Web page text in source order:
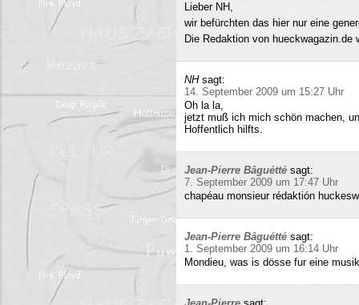
Lieber NH,
wir befürchten das hier nur eine
Die Redaktion von
NH sagt:
14. September 2009 um 15:27 Uhr
Oh la la,
jetzt muß ich mich schön machen,
Hoffentlich hilfts.
Jean-Pierre Bâguétté sagt:
7. September 2009 um 17:47 Uhr
chapéau monsieur rédaktión
Jean-Pierre Bâguétté sagt:
1. September 2009 um 16:14 Uhr
Mondieu, was is dösse fur eine